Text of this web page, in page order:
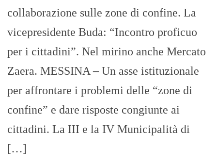
collaborazione sulle zone di confine. La
vicepresidente Buda: “Incontro proficuo
per i cittadini”. Nel mirino anche Mercato
Zaera. MESSINA – Un asse istituzionale
per affrontare i problemi delle “zone di
confine” e dare risposte congiunte ai
cittadini. La III e la IV Municipalità di
[…]